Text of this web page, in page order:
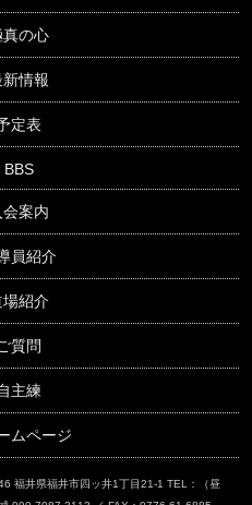
真の心
新情報
定表
BBS
会案内
員紹介
場紹介
質問
主練
ムページ
福井県福井市四ッ井1丁目21-1 TEL：（昼